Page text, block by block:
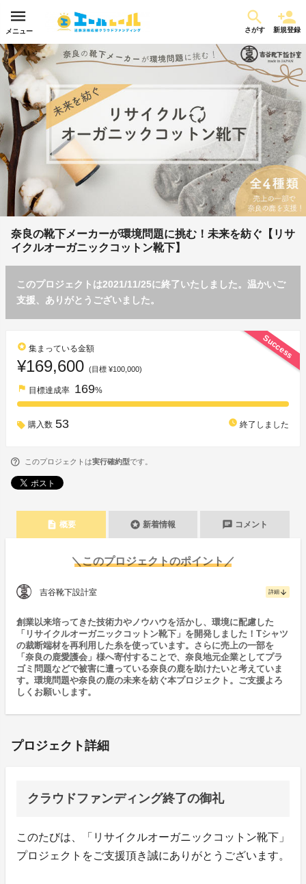
メニュー さがす 新規登録
奈良の靴下メーカーが環境問題に挑む！未来を紡ぐ【リサ
イクルオーガニックコットン靴下】
このプロジェクトは2021/11/25に終了いたしました。温かいご
支援、ありがとうございました。
Success
stars 集まっている金額
¥169,600 (目標 ¥100,000)
flag 目標達成率 169%
購入数 53 watch_later 終了しました
このプロジェクトは実行確約型です。
description 概要 stars 新着情報 chat コメント
＼このプロジェクトのポイント／
吉谷靴下設計室 詳細 arrow_downward
創業以来培ってきた技術力やノウハウを活かし、環境に配慮した
「リサイクルオーガニックコットン靴下」を開発しました！Tシャツ
の裁断端材を再利用した糸を使っています。さらに売上の一部を
「奈良の鹿愛護会」様へ寄付することで、奈良地元企業としてプラ
ゴミ問題などで被害に遭っている奈良の鹿を助けたいと考えていま
す。環境問題や奈良の鹿の未来を紡ぐ本プロジェクト。ご支援よろ
しくお願いします。
プロジェクト詳細
クラウドファンディング終了の御礼
このたびは、「リサイクルオーガニックコットン靴下」
プロジェクトをご支援頂き誠にありがとうございます。